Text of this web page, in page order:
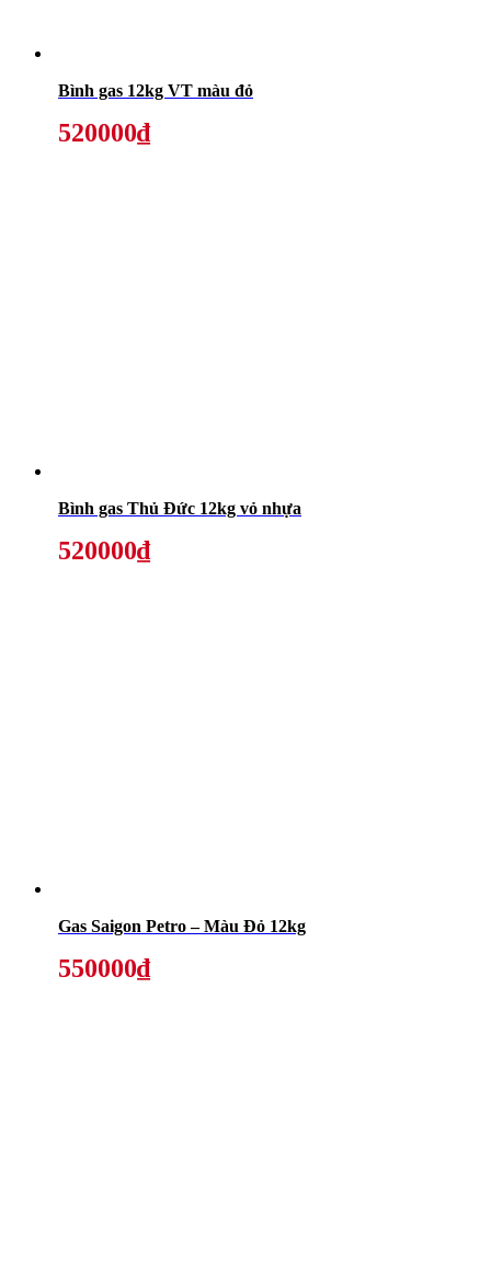
Bình gas 12kg VT màu đỏ
520000₫
Bình gas Thủ Đức 12kg vỏ nhựa
520000₫
Gas Saigon Petro – Màu Đỏ 12kg
550000₫